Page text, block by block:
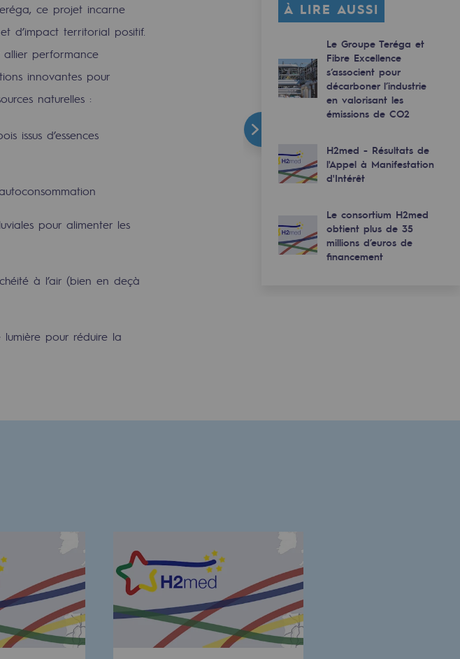
ce projet incarne
d’impact territorial positif.
allier performance
innovantes pour
naturelles :
issus d’essences
pour alimenter les
à l’air (bien en deçà
pour réduire la
À LIRE AUSSI
Le Groupe Teréga et
Fibre Excellence
s‘associent pour
décarboner l’industrie
en valorisant les
émissions de CO2
H2med - Résultats de
l'Appel à Manifestation
d'Intérêt
Le consortium H2med
obtient plus de 35
millions d’euros de
financement